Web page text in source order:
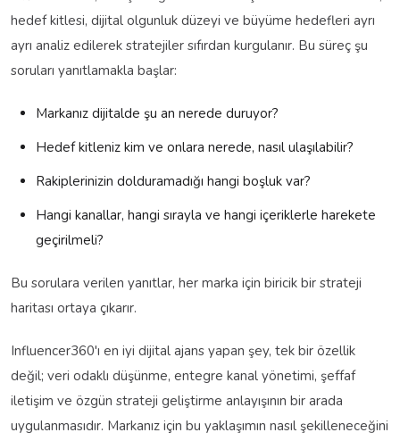
hedef kitlesi, dijital olgunluk düzeyi ve büyüme hedefleri ayrı
ayrı analiz edilerek stratejiler sıfırdan kurgulanır. Bu süreç şu
soruları yanıtlamakla başlar:
Markanız dijitalde şu an nerede duruyor?
Hedef kitleniz kim ve onlara nerede, nasıl ulaşılabilir?
Rakiplerinizin dolduramadığı hangi boşluk var?
Hangi kanallar, hangi sırayla ve hangi içeriklerle harekete
geçirilmeli?
Bu sorulara verilen yanıtlar, her marka için biricik bir strateji
haritası ortaya çıkarır.
Influencer360'ı en iyi dijital ajans yapan şey, tek bir özellik
değil; veri odaklı düşünme, entegre kanal yönetimi, şeffaf
iletişim ve özgün strateji geliştirme anlayışının bir arada
uygulanmasıdır. Markanız için bu yaklaşımın nasıl şekilleneceğini